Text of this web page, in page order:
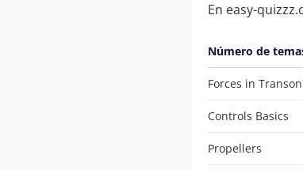
En easy-
Número de
Forces in
Controls Basics
Propellers